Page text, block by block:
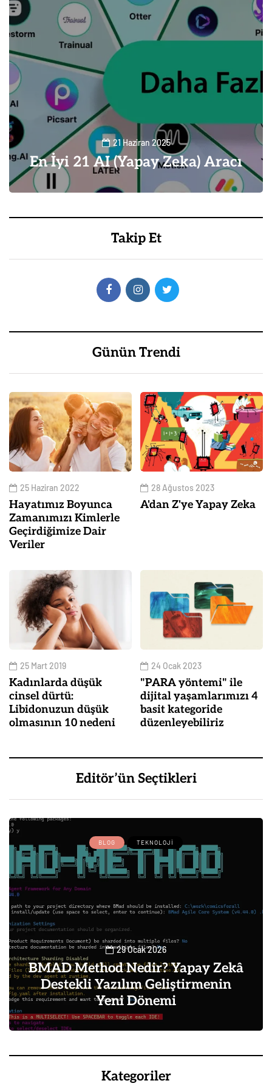
21 Haziran 2025
En İyi 21 AI (Yapay Zeka) Aracı
Takip Et
Günün Trendi
25 Haziran 2022
Hayatımız Boyunca
Zamanımızı Kimlerle
Geçirdiğimize Dair
Veriler
28 Ağustos 2023
A'dan Z'ye Yapay Zeka
25 Mart 2019
Kadınlarda düşük
cinsel dürtü:
Libidonuzun düşük
olmasının 10 nedeni
24 Ocak 2023
"PARA yöntemi" ile
dijital yaşamlarımızı 4
basit kategoride
düzenleyebiliriz
Editör’ün Seçtikleri
BLOG TEKNOLOJI
29 Ocak 2026
BMAD Method Nedir? Yapay Zekâ
Destekli Yazılım Geliştirmenin
Yeni Dönemi
0
Kategoriler